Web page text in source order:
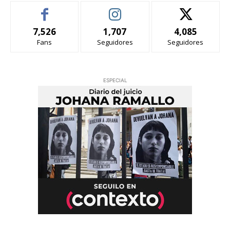
7,526
Fans
1,707
Seguidores
4,085
Seguidores
ESPECIAL